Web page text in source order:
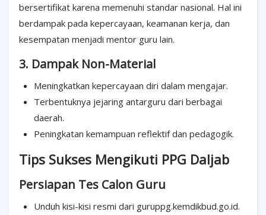
bersertifikat karena memenuhi standar nasional. Hal ini
berdampak pada kepercayaan, keamanan kerja, dan
kesempatan menjadi mentor guru lain.
3. Dampak Non-Material
Meningkatkan kepercayaan diri dalam mengajar.
Terbentuknya jejaring antarguru dari berbagai
daerah.
Peningkatan kemampuan reflektif dan pedagogik.
Tips Sukses Mengikuti PPG Daljab
Persiapan Tes Calon Guru
Unduh kisi-kisi resmi dari guruppg.kemdikbud.go.id.